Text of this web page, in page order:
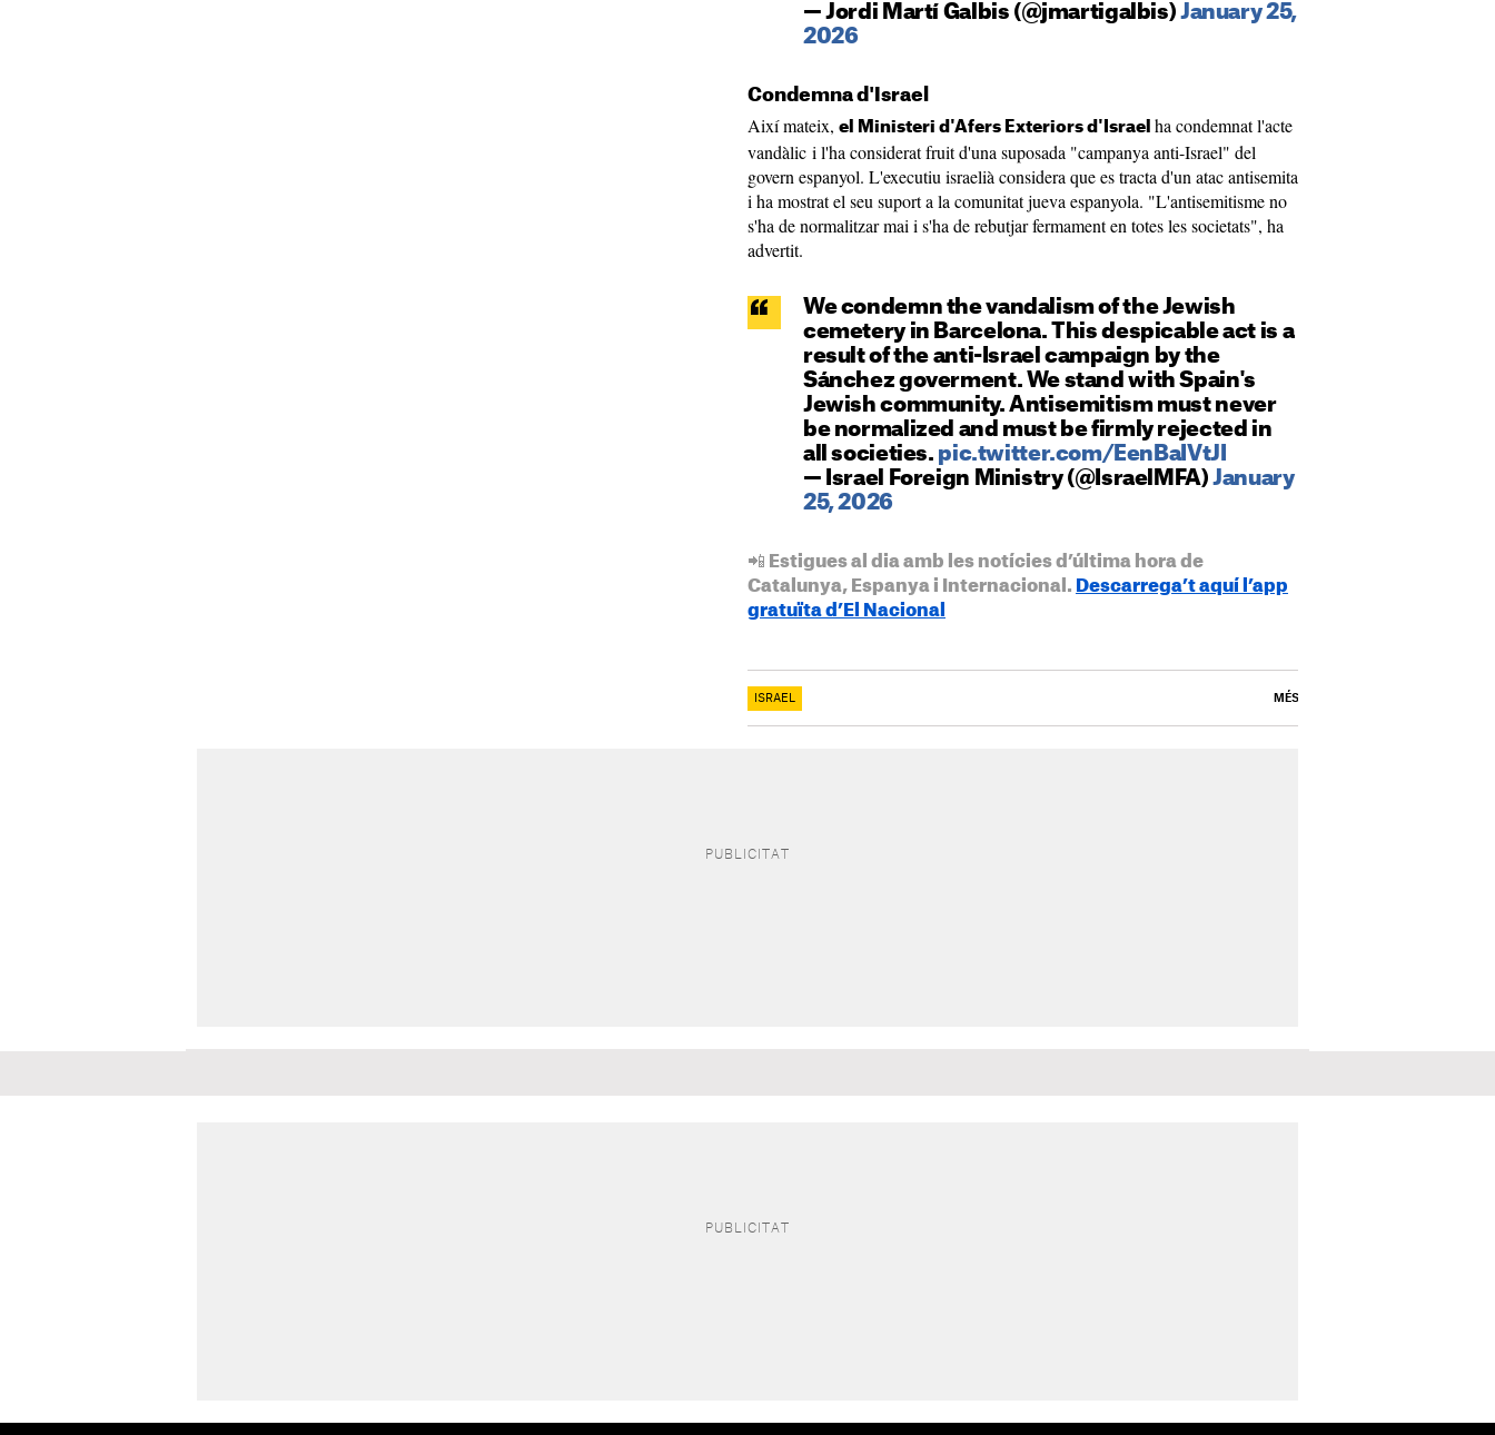
— Jordi Martí Galbis (@jmartigalbis) January 25,
2026
Condemna d'Israel
Així mateix, el Ministeri d'Afers Exteriors d'Israel ha condemnat l'acte
vandàlic i l'ha considerat fruit d'una suposada "campanya anti-Israel" del
govern espanyol. L'executiu israelià considera que es tracta d'un atac antisemita
i ha mostrat el seu suport a la comunitat jueva espanyola. "L'antisemitisme no
s'ha de normalitzar mai i s'ha de rebutjar fermament en totes les societats", ha
advertit.
We condemn the vandalism of the Jewish
cemetery in Barcelona. This despicable act is a
result of the anti-Israel campaign by the
Sánchez goverment. We stand with Spain's
Jewish community. Antisemitism must never
be normalized and must be firmly rejected in
all societies. pic.twitter.com/EenBaIVtJI
— Israel Foreign Ministry (@IsraelMFA)January
25, 2026
📲 Estigues al dia amb les notícies d’última hora de
Catalunya, Espanya i Internacional. Descarrega’t aquí l’app
gratuïta d’El Nacional
ISRAEL MÉS